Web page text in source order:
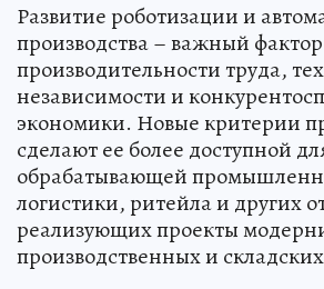
Развитие роботизации и
производства – важный
производительности труда,
независимости и
экономики. Новые критерии
сделают ее более доступной
обрабатывающей
логистики, ритейла и других
реализующих проекты
производственных и